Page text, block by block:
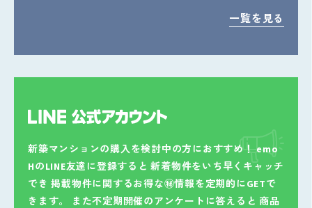
一覧を見る
新築マンションの購入を検討中の方におすすめ！emo
HのLINE友達に登録すると 新着物件をいち早くキャッチ
でき 掲載物件に関するお得な㊙情報を定期的にGETで
きます。
また不定期開催のアンケートに答えると 商品